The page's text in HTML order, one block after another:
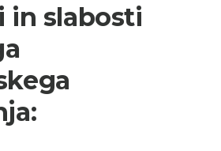
in slabosti